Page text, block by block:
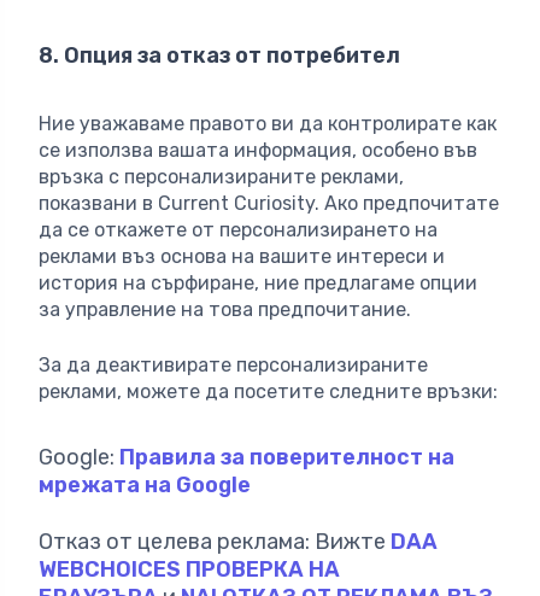
8. Опция за отказ от потребител
Ние уважаваме правото ви да контролирате как
се използва вашата информация, особено във
връзка с персонализираните реклами,
показвани в Current Curiosity. Ако предпочитате
да се откажете от персонализирането на
реклами въз основа на вашите интереси и
история на сърфиране, ние предлагаме опции
за управление на това предпочитание.
За да деактивирате персонализираните
реклами, можете да посетите следните връзки:
Google: Правила за поверителност на
мрежата на Google
Отказ от целева реклама: Вижте DAA
WEBCHOICES ПРОВЕРКА НА